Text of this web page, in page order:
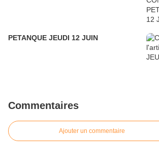
PETANQUE JEUDI 12 JUIN
Commentaires
Ajouter un commentaire